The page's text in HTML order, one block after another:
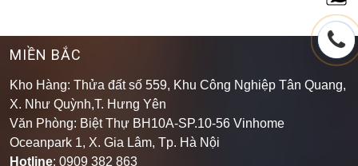
MIỀN BẮC
Kho Hàng: Thửa đất số 559, Khu Công Nghiệp Tân Quang,
X. Như Quỳnh,T. Hưng Yên
Văn Phòng: Biệt Thự BH10A-SP.10-56 Vinhome
Oceanpark 1, X. Gia Lâm, Tp. Hà Nội
Hotline: 0909 382 863